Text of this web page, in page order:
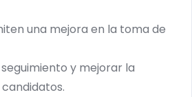
una mejora en la toma de
y mejorar la